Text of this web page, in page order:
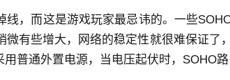
线，而这是游戏玩家最忌讳的。一些
微有些增大，网络的稳定性就很难保证了
普通外置电源，当电压起伏时，SOHO